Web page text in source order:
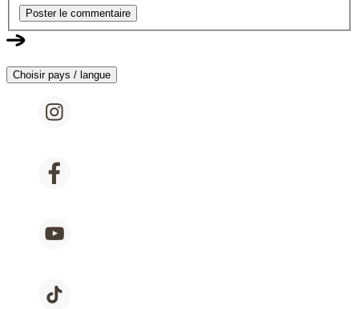
Poster le commentaire
Choisir pays / langue